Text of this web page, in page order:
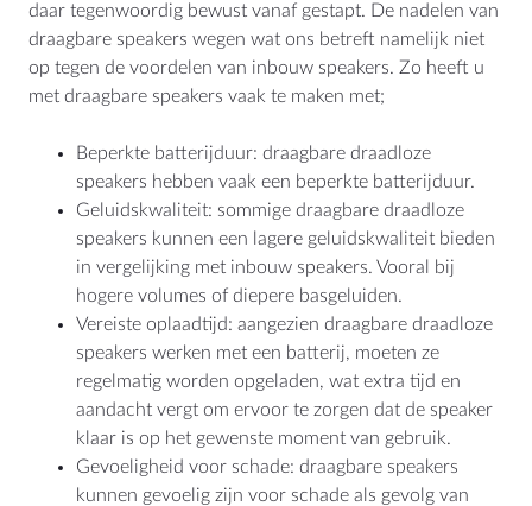
daar tegenwoordig bewust vanaf gestapt. De nadelen van
draagbare speakers wegen wat ons betreft namelijk niet
op tegen de voordelen van inbouw speakers. Zo heeft u
met draagbare speakers vaak te maken met;
Beperkte batterijduur: draagbare draadloze
speakers hebben vaak een beperkte batterijduur.
Geluidskwaliteit: sommige draagbare draadloze
speakers kunnen een lagere geluidskwaliteit bieden
in vergelijking met inbouw speakers. Vooral bij
hogere volumes of diepere basgeluiden.
Vereiste oplaadtijd: aangezien draagbare draadloze
speakers werken met een batterij, moeten ze
regelmatig worden opgeladen, wat extra tijd en
aandacht vergt om ervoor te zorgen dat de speaker
klaar is op het gewenste moment van gebruik.
Gevoeligheid voor schade: draagbare speakers
kunnen gevoelig zijn voor schade als gevolg van
info@aquasound.eu